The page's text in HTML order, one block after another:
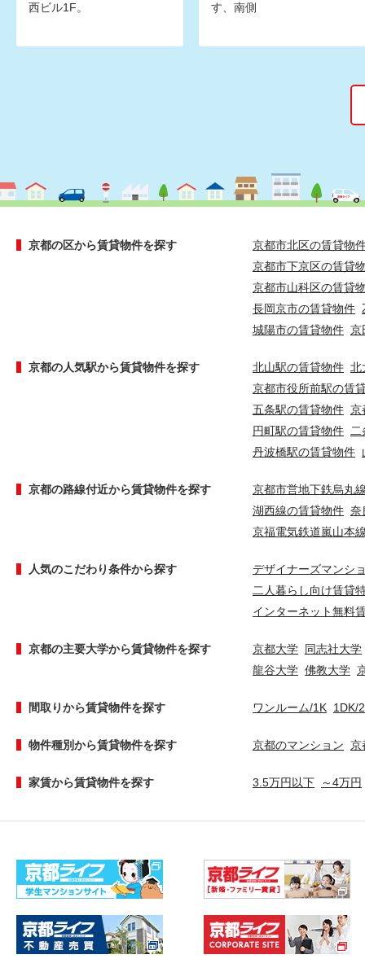
西ビル1F。
す、南側
京都の区から賃貸物件を探す
京都市北区の賃貸物
京都市下京区の賃貸
京都市山科区の賃貸
長岡京市の賃貸物件
城陽市の賃貸物件 京
京都の人気駅から賃貸物件を探す 北山駅の賃貸物件 北
京都市役所前駅の賃
五条駅の賃貸物件 京
円町駅の賃貸物件 二
丹波橋駅の賃貸物件
京都の路線付近から賃貸物件を探す
京都市営地下鉄烏丸
湖西線の賃貸物件 奈
京福電気鉄道嵐山本
人気のこだわり条件から探す
デザイナーズマンシ
二人暮らし向け賃貸
インターネット無料
京都の主要大学から賃貸物件を探す 京都大学 同志社大学
龍谷大学 佛教大学
間取りから賃貸物件を探す ワンルーム/1K 1DK/
物件種別から賃貸物件を探す 京都のマンション 京
家賃から賃貸物件を探す 3.5万円以下 ～4万円